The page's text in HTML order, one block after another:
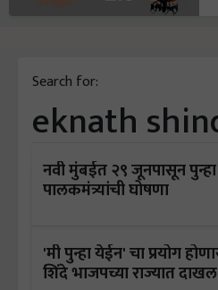
Search for:
eknath
नवी मुंबईत २९ जूनपासून
पालकमंत्र्यांची घोषणा
'मी पुन्हा येईन' चा प्रयोग
शिंदे भाजपच्या राज्यात